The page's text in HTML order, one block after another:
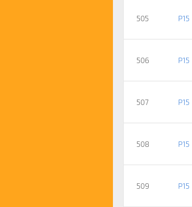
505 P15
506 P15
507 P15
508 P15
509 P15